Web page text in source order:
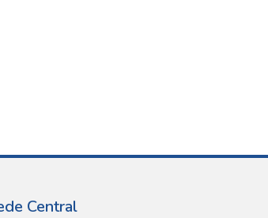
Central